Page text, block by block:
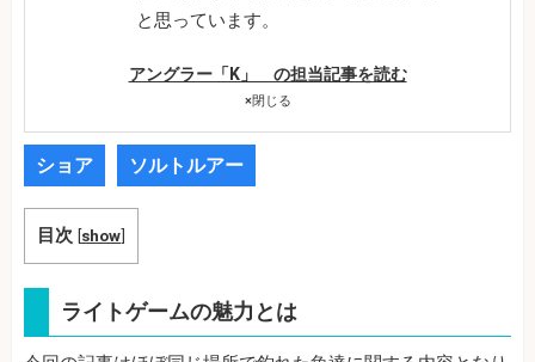
と思っています。
アングラー「K」 の担当記事を読む
×閉じる
ショア ソルトルアー
目次 [show]
ライトゲームの魅力とは